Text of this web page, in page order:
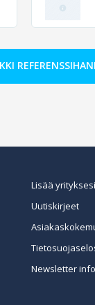
Lisää
Uutiskirjeet
Newsletter